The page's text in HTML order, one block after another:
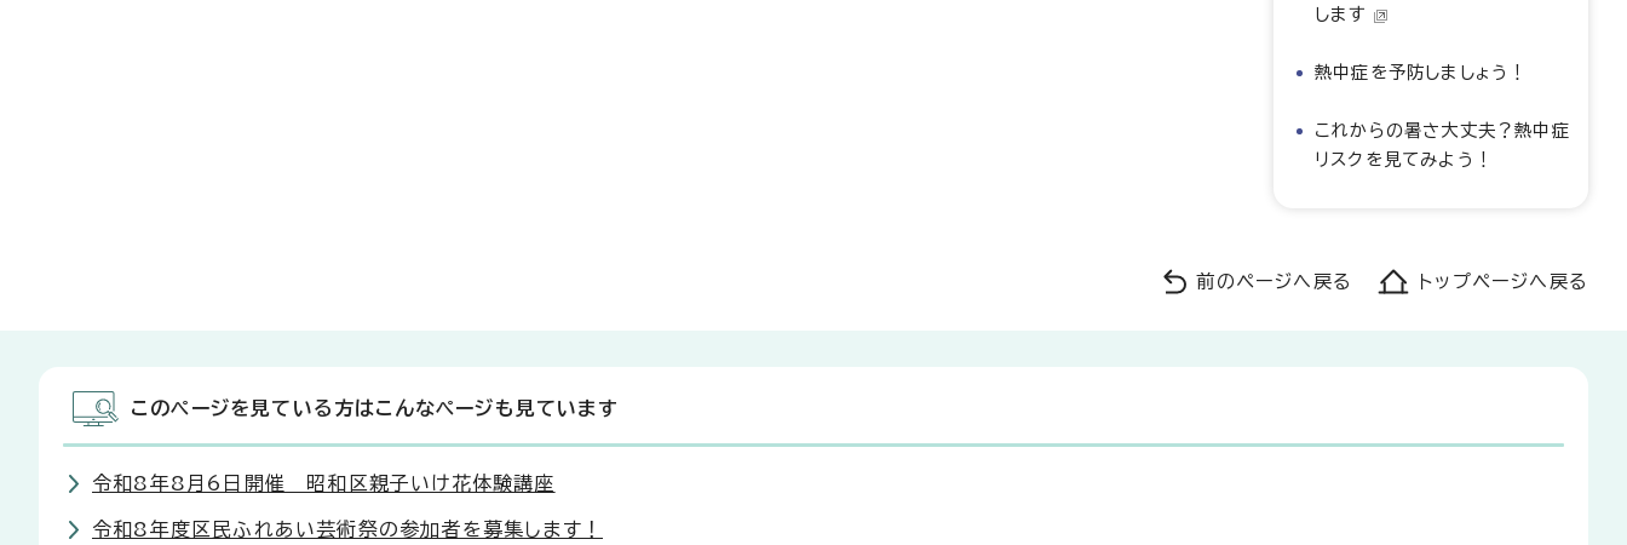
します
熱中症を予防しましょう！
これからの暑さ大丈夫？熱中症
リスクを見てみよう！
前のページへ戻る トップページへ戻る
このページを見ている方はこんなページも見ています
令和8年8月6日開催 昭和区親子いけ花体験講座
令和8年度区民ふれあい芸術祭の参加者を募集します！